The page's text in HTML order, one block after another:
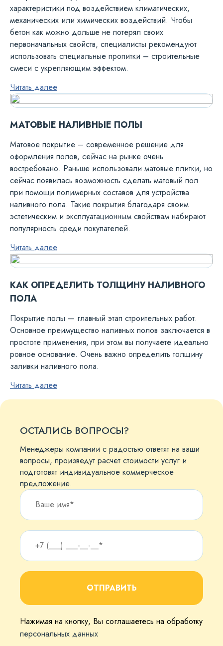
характеристики под воздействием климатических,
механических или химических воздействий. Чтобы
бетон как можно дольше не потерял своих
первоначальных свойств, специалисты рекомендуют
использовать специальные пропитки – строительные
смеси с укрепляющим эффектом.
Читать далее
МАТОВЫЕ НАЛИВНЫЕ ПОЛЫ
Матовое покрытие – современное решение для
оформления полов, сейчас на рынке очень
востребовано. Раньше использовали матовые плитки, но
сейчас появилась возможность сделать матовый пол
при помощи полимерных составов для устройства
наливного пола. Такие покрытия благодаря своим
эстетическим и эксплуатационным свойствам набирают
популярность среди покупателей.
Читать далее
КАК ОПРЕДЕЛИТЬ ТОЛЩИНУ НАЛИВНОГО
ПОЛА
Покрытие полы — главный этап строительных работ.
Основное преимущество наливных полов заключается в
простоте применения, при этом вы получаете идеально
ровное основание. Очень важно определить толщину
заливки наливного пола.
Читать далее
ОСТАЛИСЬ ВОПРОСЫ?
Менеджеры компании с радостью ответят на ваши
вопросы, произведут расчет стоимости услуг и
подготовят индивидуальное коммерческое
предложение.
ОТПРАВИТЬ
Нажимая на кнопку, Вы соглашаетесь на обработку
персональных данных